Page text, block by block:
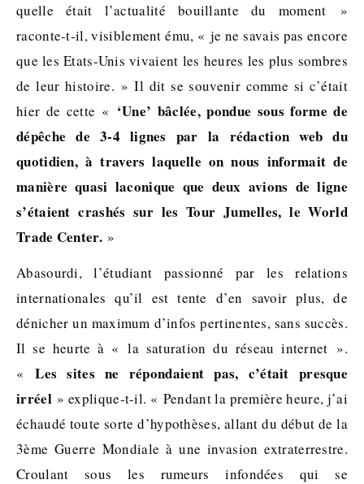
quelle était l’actualité bouillante du moment »
raconte-t-il, visiblement ému, « je ne savais pas encore
que les Etats-Unis vivaient les heures les plus sombres
de leur histoire. » Il dit se souvenir comme si c’était
hier de cette « ‘Une’ bâclée, pondue sous forme de
dépêche de 3-4 lignes par la rédaction web du
quotidien, à travers laquelle on nous informait de
manière quasi laconique que deux avions de ligne
s’étaient crashés sur les Tour Jumelles, le World
Trade Center.»
Abasourdi, l’étudiant passionné par les relations
internationales qu’il est tente d’en savoir plus, de
dénicher un maximum d’infos pertinentes, sans succès.
Il se heurte à « la saturation du réseau internet ».
«Les sites ne répondaient pas, c’était presque
irréel» explique-t-il. « Pendant la première heure, j’ai
échaudé toute sorte d’hypothèses, allant du début de la
3ème Guerre Mondiale à une invasion extraterrestre.
Croulant sous les rumeurs infondées qui se